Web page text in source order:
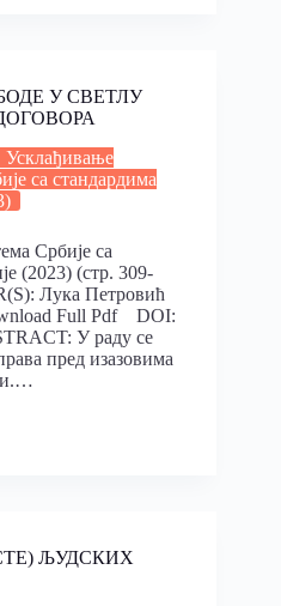
У СВЕТЛУ
Усклађивање
са стандардима
Србије са
(2023) (стр. 309-
Лука Петровић
Full Pdf DOI:
У раду се
пред изазовима
ЉУДСКИХ